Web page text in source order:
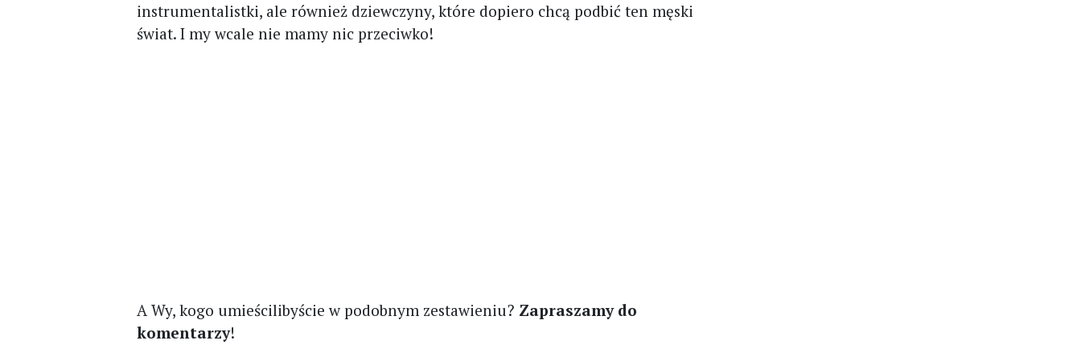
instrumentalistki, ale również dziewczyny, które dopiero chcą podbić ten męski
świat. I my wcale nie mamy nic przeciwko!
A Wy, kogo umieścilibyście w podobnym zestawieniu? Zapraszamy do
komentarzy!